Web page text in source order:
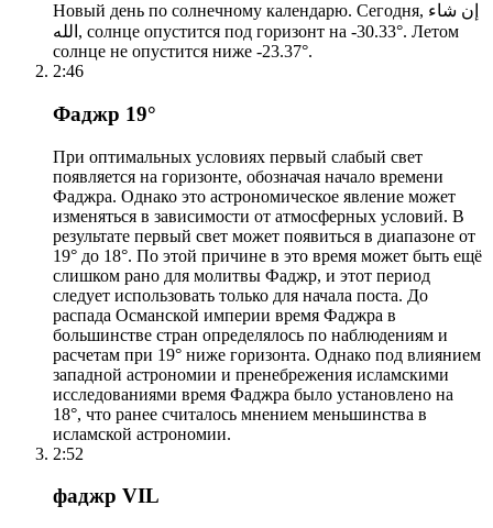
Новый день по солнечному календарю. Сегодня, إن شاء
الله, солнце опустится под горизонт на -30.33°. Летом
солнце не опустится ниже -23.37°.
2:46
Фаджр 19°
При оптимальных условиях первый слабый свет
появляется на горизонте, обозначая начало времени
Фаджра. Однако это астрономическое явление может
изменяться в зависимости от атмосферных условий. В
результате первый свет может появиться в диапазоне от
19° до 18°. По этой причине в это время может быть ещё
слишком рано для молитвы Фаджр, и этот период
следует использовать только для начала поста. До
распада Османской империи время Фаджра в
большинстве стран определялось по наблюдениям и
расчетам при 19° ниже горизонта. Однако под влиянием
западной астрономии и пренебрежения исламскими
исследованиями время Фаджра было установлено на
18°, что ранее считалось мнением меньшинства в
исламской астрономии.
2:52
фаджр VIL